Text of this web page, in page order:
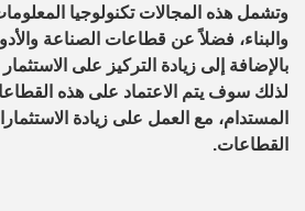
وتشمل هذه المجالات تكنولوجيا
والبناء، فضلاً عن قطاعات الصناعة
بالإضافة إلى زيادة التركيز على
لذلك سوف يتم الاعتماد على هذه
المستدام، مع العمل على زيادة
القطاعات.